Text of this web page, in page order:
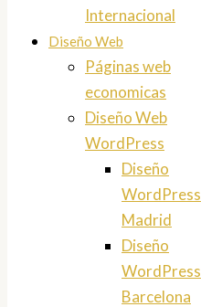
Internacional
Diseño Web
Páginas web
economicas
Diseño Web
WordPress
Diseño
WordPress
Madrid
Diseño
WordPress
Barcelona